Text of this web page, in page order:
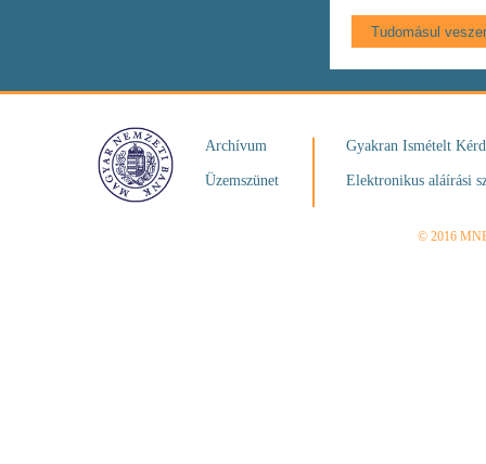
Archívum
Üzemszünet
Gyakran Ismételt
Elektronikus aláírási
© 2016